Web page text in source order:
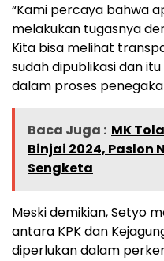
“Kami percaya bahwa
melakukan tugasnya
Kita bisa melihat
sudah dipublikasi dan
dalam proses
Baca Juga : MK
Binjai 2024, Paslon
Sengketa
Meski demikian, Setyo
antara KPK dan
diperlukan dalam